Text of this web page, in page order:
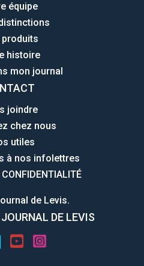
équipe
produits
histoire
mon journal
joindre
chez nous
utiles
à nos infolettres
de Levis.
DE LEVIS